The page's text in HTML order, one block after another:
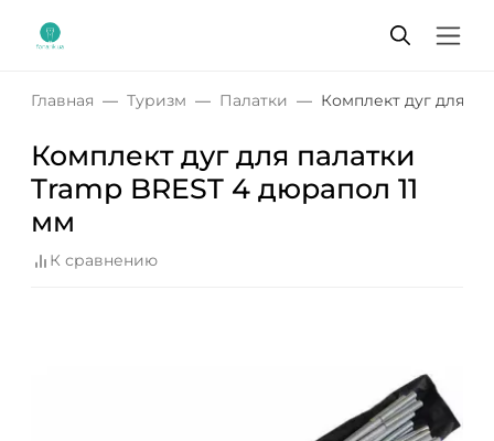
Главная Туризм Палатки Комплект дуг для
Комплект дуг для палатки
Tramp BREST 4 дюрапол 11
мм
К сравнению